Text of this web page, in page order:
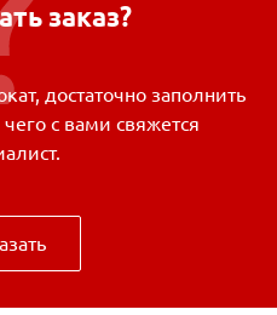
заказ?
достаточно заполнить
с вами свяжется